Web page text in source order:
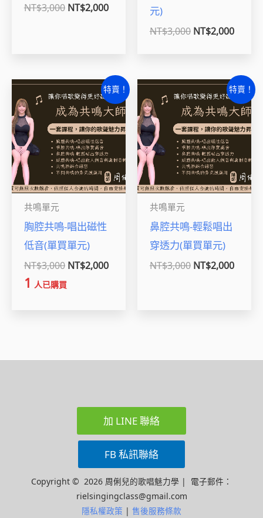
NT$3,000 NT$2,000
元)
NT$3,000 NT$2,000
特賣！
共鳴單元
胸腔共鳴-唱出磁性
低音(單買單元)
NT$3,000
原
始
價
格：
NT$3,000。
NT$2,000
目
前
價
格：
NT$2,000。
1 人已購買
特賣！
共鳴單元
鼻腔共鳴-輕鬆唱出
穿透力(單買單元)
NT$3,000
原
始
價
格：
NT$3,000。
NT$2,000
目
前
價
格：
加 LINE 聯絡
FB 私訊聯絡
Copyright © 2026 周俐兒的歌唱魅力學 | 電子郵件：
rielsingingclass@gmail.com
隱私權政策 | 售後服務條款